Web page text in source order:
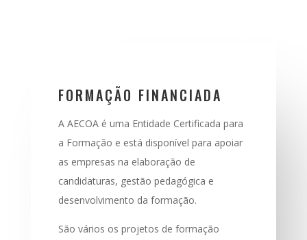
FORMAÇÃO FINANCIADA
A AECOA é uma Entidade Certificada para
a Formação e está disponível para apoiar
as empresas na elaboração de
candidaturas, gestão pedagógica e
desenvolvimento da formação.
São vários os projetos de formação